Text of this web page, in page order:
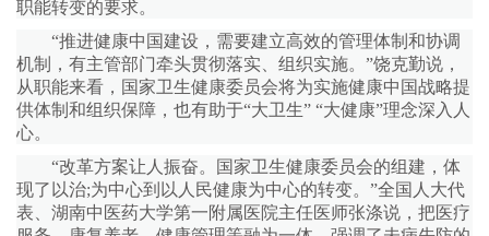
职能转变的要求。
“推进健康中国建设，需要建立高效的管理体制和协调
机制，有主管部门牵头贯彻落实、组织实施。”饶克勤说，
从职能来看，国家卫生健康委员会将为实施健康中国战略提
供体制和组织保障，也有助于“大卫生” “大健康”理念深入人
心。
“改革方案让人振奋。国家卫生健康委员会的组建，体
现了以治;为中心到以人民健康为中心的转变。”全国人大代
表、湖南中医药大学第一附属医院主任医师张涤说，把医疗